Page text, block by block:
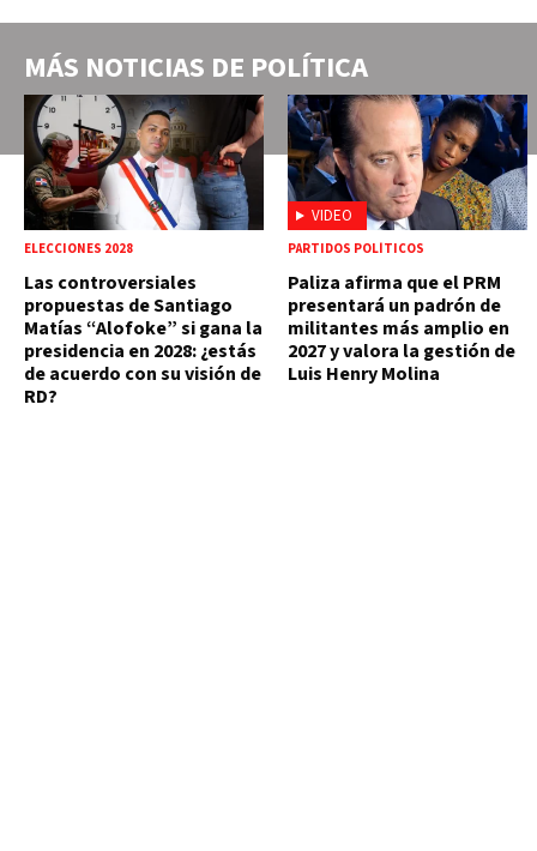
MÁS NOTICIAS DE POLÍTICA
ELECCIONES 2028
Las controversiales
propuestas de Santiago
Matías “Alofoke” si gana la
presidencia en 2028: ¿estás
de acuerdo con su visión de
RD?
VIDEO
PARTIDOS POLÍTICOS
Paliza afirma que el PRM
presentará un padrón de
militantes más amplio en
2027 y valora la gestión de
Luis Henry Molina